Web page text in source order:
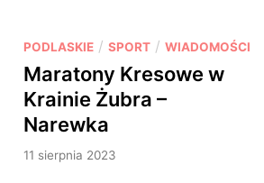
P
o
s
t
e
d
PODLASKIE/ SPORT/ WIADOMOŚCI
Maratony Kresowe w
Krainie Żubra –
Narewka
11 sierpnia 2023